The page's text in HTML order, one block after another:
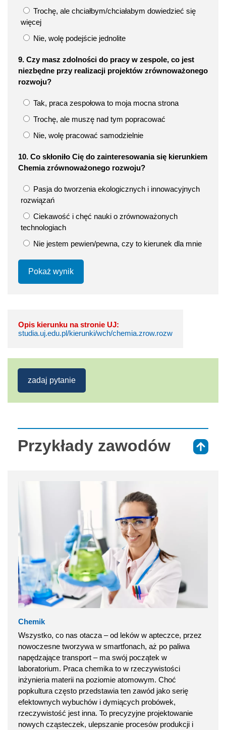
Trochę, ale chciałbym/chciałabym dowiedzieć się
więcej
Nie, wolę podejście jednolite
9. Czy masz zdolności do pracy w zespole, co jest
niezbędne przy realizacji projektów zrównoważonego
rozwoju?
Tak, praca zespołowa to moja mocna strona
Trochę, ale muszę nad tym popracować
Nie, wolę pracować samodzielnie
10. Co skłoniło Cię do zainteresowania się kierunkiem
Chemia zrównoważonego rozwoju?
Pasja do tworzenia ekologicznych i innowacyjnych
rozwiązań
Ciekawość i chęć nauki o zrównoważonych
technologiach
Nie jestem pewien/pewna, czy to kierunek dla mnie
Pokaż wynik
Opis kierunku na stronie UJ:
studia.uj.edu.pl/kierunki/wch/chemia.zrow.rozw
zadaj pytanie
Przykłady zawodów
Chemik
Wszystko, co nas otacza – od leków w apteczce, przez
nowoczesne tworzywa w smartfonach, aż po paliwa
napędzające transport – ma swój początek w
laboratorium. Praca chemika to w rzeczywistości
inżynieria materii na poziomie atomowym. Choć
popkultura często przedstawia ten zawód jako serię
efektownych wybuchów i dymiących probówek,
rzeczywistość jest inna. To precyzyjne projektowanie
nowych cząsteczek, ulepszanie procesów produkcji i